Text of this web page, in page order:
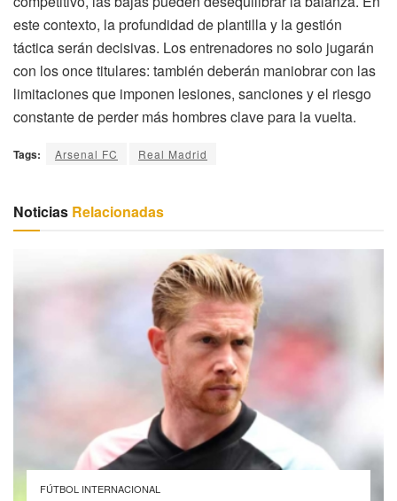
este contexto, la profundidad de plantilla y la gestión
táctica serán decisivas. Los entrenadores no solo jugarán
con los once titulares: también deberán maniobrar con las
limitaciones que imponen lesiones, sanciones y el riesgo
constante de perder más hombres clave para la vuelta.
Tags: Arsenal FC Real Madrid
Noticias Relacionadas
FÚTBOL INTERNACIONAL